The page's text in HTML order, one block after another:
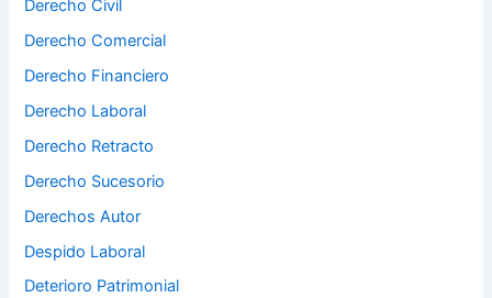
Derecho Civil
Derecho Comercial
Derecho Financiero
Derecho Laboral
Derecho Retracto
Derecho Sucesorio
Derechos Autor
Despido Laboral
Deterioro Patrimonial